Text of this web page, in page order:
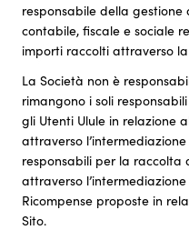
responsabile della
contabile, fiscale e sociale
importi raccolti attraverso
La Società non è
rimangono i soli
gli Utenti Ulule in relazione
attraverso
responsabili per la raccolta
attraverso
Ricompense proposte in
Sito.